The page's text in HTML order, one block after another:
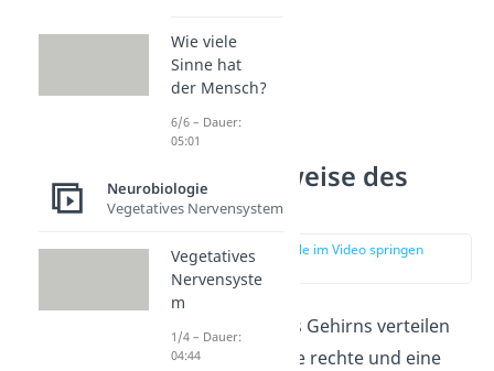
Funktionsweise des
Gehirns
zur Stelle im Video springen
(01:32)
Die Aufgaben des Gehirns verteilen
sich nicht auf eine rechte und eine
Wie viele
Sinne hat
der Mensch?
6/6 – Dauer:
05:01
Neurobiologie
Vegetatives Nervensystem
Vegetatives
Nervensyste
m
1/4 – Dauer:
04:44